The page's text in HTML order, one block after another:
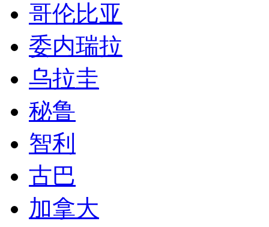
哥伦比亚
委内瑞拉
乌拉圭
秘鲁
智利
古巴
加拿大